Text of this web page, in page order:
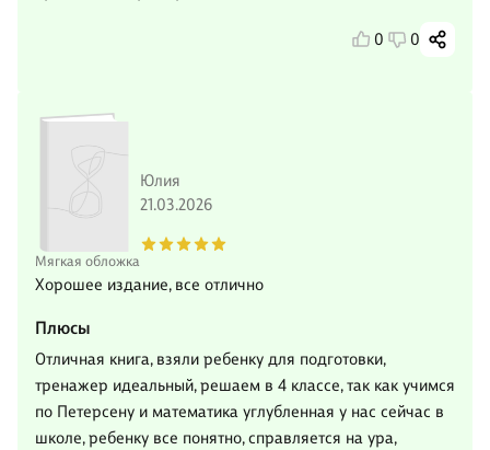
0 0
Мягкая обложка
Юлия
21.03.2026
Хорошее издание, все отлично
Плюсы
Отличная книга, взяли ребенку для подготовки,
тренажер идеальный, решаем в 4 классе, так как учимся
по Петерсену и математика углубленная у нас сейчас в
школе, ребенку все понятно, справляется на ура,